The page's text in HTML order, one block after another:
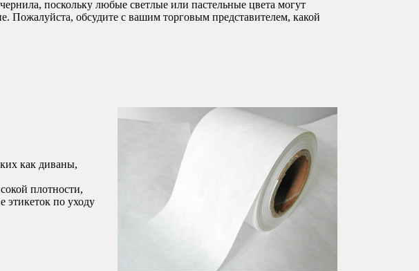
поскольку любые светлые или пастельные цвета могут
Пожалуйста, обсудите с вашим торговым представителем, какой
как диваны,
плотности,
этикеток по уходу